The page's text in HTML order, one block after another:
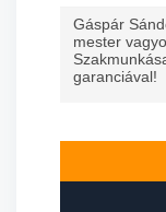
Gáspár
mester
garanciával!